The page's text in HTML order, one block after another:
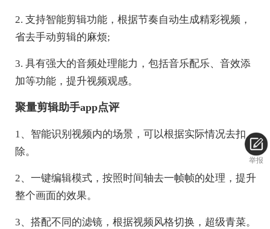
2. 支持智能剪辑功能，根据节奏自动生成精彩视频，
省去手动剪辑的麻烦;
3. 具有强大的音频处理能力，包括音乐配乐、音效添
加等功能，提升视频观感。
聚量剪辑助手app点评
1、智能识别视频内的场景，可以根据实际情况去扣
除。
2、一键编辑模式，按照时间轴去一帧帧的处理，提升
整个画面的效果。
3、搭配不同的滤镜，根据视频风格切换，超级青菜。
举报